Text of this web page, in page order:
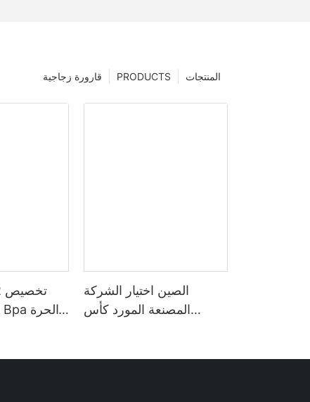
المنتجات PRODUCTS قارورة زجاجية
الصين اختيار الشركة
المصنعة المورد كأس